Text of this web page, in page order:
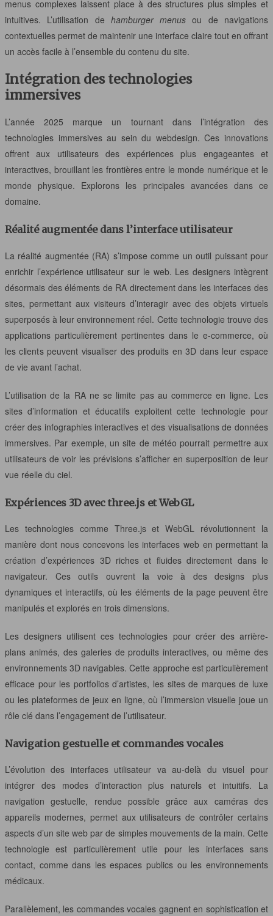
menus complexes laissent place à des structures plus simples et
intuitives. L’utilisation de hamburger menusou de navigations
contextuelles permet de maintenir une interface claire tout en offrant
un accès facile à l’ensemble du contenu du site.
Intégration des technologies
immersives
L’année 2025 marque un tournant dans l’intégration des
technologies immersives au sein du webdesign. Ces innovations
offrent aux utilisateurs des expériences plus engageantes et
interactives, brouillant les frontières entre le monde numérique et le
monde physique. Explorons les principales avancées dans ce
domaine.
Réalité augmentée dans l’interface utilisateur
La réalité augmentée (RA) s’impose comme un outil puissant pour
enrichir l’expérience utilisateur sur le web. Les designers intègrent
désormais des éléments de RA directement dans les interfaces des
sites, permettant aux visiteurs d’interagir avec des objets virtuels
superposés à leur environnement réel. Cette technologie trouve des
applications particulièrement pertinentes dans le e-commerce, où
les clients peuvent visualiser des produits en 3D dans leur espace
de vie avant l’achat.
L’utilisation de la RA ne se limite pas au commerce en ligne. Les
sites d’information et éducatifs exploitent cette technologie pour
créer des infographies interactives et des visualisations de données
immersives. Par exemple, un site de météo pourrait permettre aux
utilisateurs de voir les prévisions s’afficher en superposition de leur
vue réelle du ciel.
Expériences 3D avec three.js et WebGL
Les technologies comme Three.js et WebGL révolutionnent la
manière dont nous concevons les interfaces web en permettant la
création d’expériences 3D riches et fluides directement dans le
navigateur. Ces outils ouvrent la voie à des designs plus
dynamiques et interactifs, où les éléments de la page peuvent être
manipulés et explorés en trois dimensions.
Les designers utilisent ces technologies pour créer des arrière-
plans animés, des galeries de produits interactives, ou même des
environnements 3D navigables. Cette approche est particulièrement
efficace pour les portfolios d’artistes, les sites de marques de luxe
ou les plateformes de jeux en ligne, où l’immersion visuelle joue un
rôle clé dans l’engagement de l’utilisateur.
Navigation gestuelle et commandes vocales
L’évolution des interfaces utilisateur va au-delà du visuel pour
intégrer des modes d’interaction plus naturels et intuitifs. La
navigation gestuelle, rendue possible grâce aux caméras des
appareils modernes, permet aux utilisateurs de contrôler certains
aspects d’un site web par de simples mouvements de la main. Cette
technologie est particulièrement utile pour les interfaces sans
contact, comme dans les espaces publics ou les environnements
médicaux.
Parallèlement, les commandes vocales gagnent en sophistication et